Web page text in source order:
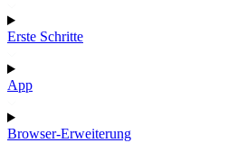
Erste Schritte
App
Browser-Erweiterung